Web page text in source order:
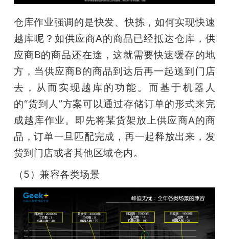
仓库作业强调的是快发、快拣，如何实现快速
越库呢？如供应商A的商品已经抵达仓库，供
应商B的商品还在途，这就需要快速缓存的地
方，当供应商B的商品到达后再一起送到门店
去，从而实现越库的功能。而基于机器人
的“货到人”方案可以通过存储订单的形式来完
成越库作业。即先将某货架放上供应商A的商
品，订单一旦匹配完成，再一起释放出来，发
货到门店或者其他区域仓内。
（5）兼容各类场景